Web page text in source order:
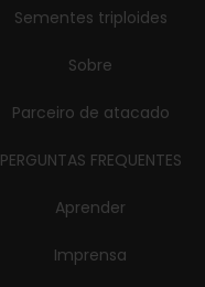
Sementes triploides
Sobre
Parceiro de atacado
PERGUNTAS FREQUENTES
Aprender
Imprensa